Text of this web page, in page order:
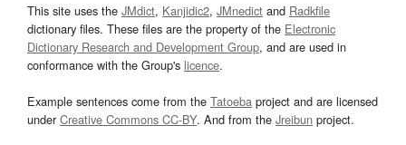
This site uses the JMdict, Kanjidic2, JMnedict and Radkfile
dictionary files. These files are the property of the Electronic
Dictionary Research and Development Group, and are used in
conformance with the Group's licence.
Example sentences come from the Tatoeba project and are licensed
underCreative Commons CC-BY. And from the Jreibun project.